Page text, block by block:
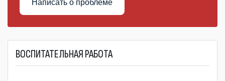
Написать о проблеме
ВОСПИТАТЕЛЬНАЯ РАБОТА